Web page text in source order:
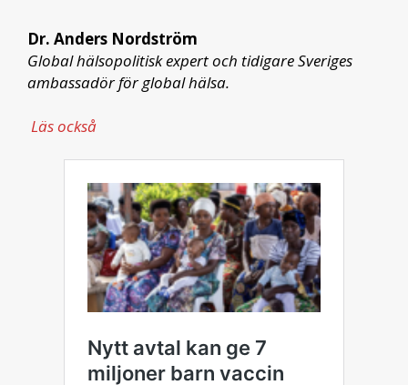
Dr. Anders Nordström
Global hälsopolitisk expert och tidigare Sveriges
ambassadör för global hälsa.
Läs också